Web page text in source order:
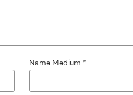
Name Medium *